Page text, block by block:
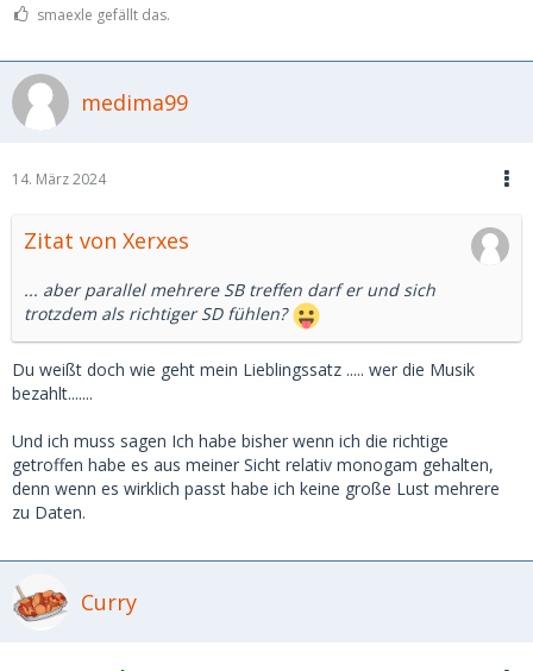
smaexle gefällt das.
medima99
14. März 2024
Zitat von Xerxes
... aber parallel mehrere SB treffen darf er und sich
trotzdem als richtiger SD fühlen?
Du weißt doch wie geht mein Lieblingssatz ..... wer die Musik
bezahlt.......
Und ich muss sagen Ich habe bisher wenn ich die richtige
getroffen habe es aus meiner Sicht relativ monogam gehalten,
denn wenn es wirklich passt habe ich keine große Lust mehrere
zu Daten.
Curry